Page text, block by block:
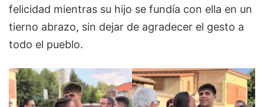
felicidad mientras su hijo se fundía con ella en un
tierno abrazo, sin dejar de agradecer el gesto a
todo el pueblo.